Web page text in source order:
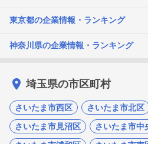
東京都の企業情報・ランキング
神奈川県の企業情報・ランキング
埼玉県の市区町村
さいたま市西区 さいたま市北区
さいたま市見沼区
さいたま市中